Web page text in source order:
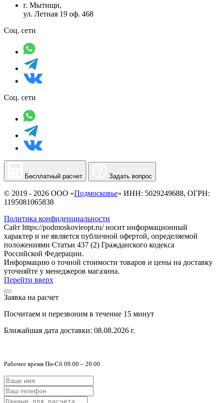
г. Мытищи,
ул. Летная 19 оф. 468
Соц. сети
Соц. сети
Бесплатный расчет Задать вопрос
© 2019 - 2026 ООО «Подмосковье» ИНН: 5029249688, ОГРН:
1195081065838
Политика конфиденциальности
Сайт https://podmoskovieopt.ru/ носит информационный
характер и не является публичной офертой, определяемой
положениями Статьи 437 (2) Гражданского кодекса
Российской Федерации.
Информацию о точной стоимости товаров и цены на доставку
уточняйте у менеджеров магазина.
Перейти вверх
Заявка на расчет
Посчитаем и перезвоним в течение 15 минут
Ближайшая дата доставки: 08.08.2026 г.
Рабочее время Пн-Сб 09.00 – 20.00